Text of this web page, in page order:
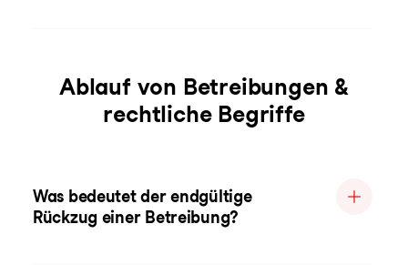
Ablauf von Betreibungen &
rechtliche Begriffe
Was bedeutet der endgültige
Rückzug einer Betreibung?